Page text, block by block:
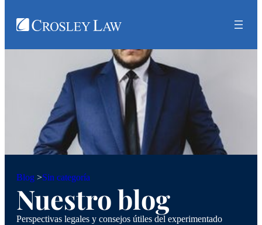
Blog >Sin categoría
Nuestro blog
Perspectivas legales y consejos útiles del experimentado